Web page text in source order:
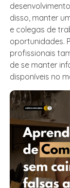
disso, manter
e colegas de
oportunidades.
profissionais
de se manter
disponíveis no